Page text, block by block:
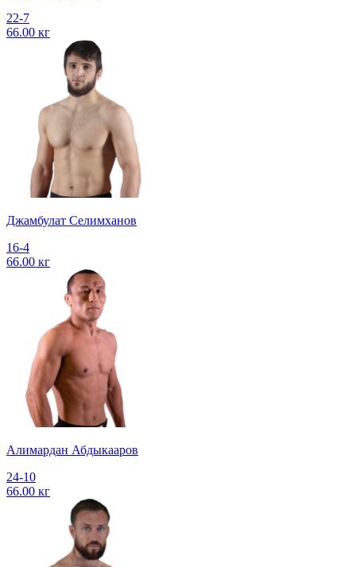
22-7
66.00 кг
Джамбулат Селимханов
16-4
66.00 кг
Алимардан Абдыкааров
24-10
66.00 кг